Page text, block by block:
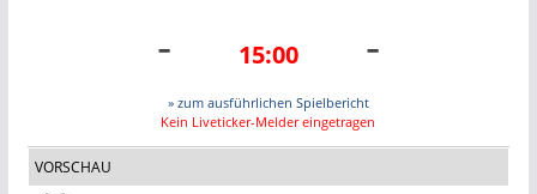
- 15:00 -
» zum ausführlichen Spielbericht
Kein Liveticker-Melder eingetragen
VORSCHAU